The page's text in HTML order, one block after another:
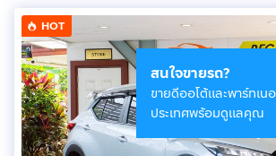
HOT
สนใจขายรถ?
ขายดีออโต้และพาร์ทเน
ประเทศพร้อมดูแลคุณ